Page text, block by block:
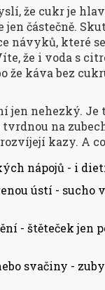
že cukr je
jen částečně.
návyků, které
že i voda s
že káva bez
jen nehezký. Je
na
kazy. A
nápojů - i
ústí - sucho
- štěteček jen
svačiny -